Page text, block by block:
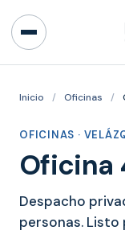
Inicio / Oficinas /
OFICINAS ·
Oficina
Despacho
personas.